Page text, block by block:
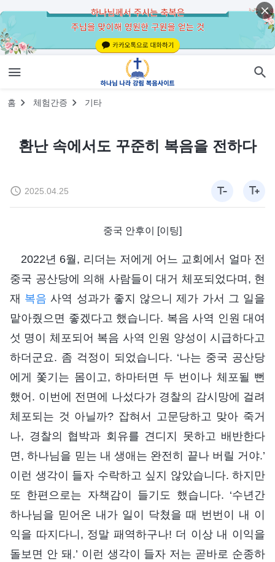
홈 체험간증 기타
환난 속에서도 꾸준히 복음을 전하다
2025.04.25
중국 안후이 [이팅]
2022년 6월, 리더는 저에게 어느 교회에서 얼마 전
중국 공산당에 의해 사람들이 대거 체포되었다며, 현
재 복음 사역 성과가 좋지 않으니 제가 가서 그 일을
맡아줬으면 좋겠다고 했습니다. 복음 사역 인원 대여
섯 명이 체포되어 복음 사역 인원 양성이 시급하다고
하더군요. 좀 걱정이 되었습니다. ‘나는 중국 공산당
에게 쫓기는 몸이고, 하마터면 두 번이나 체포될 뻔
했어. 이번에 전면에 나섰다가 경찰의 감시망에 걸려
체포되는 것 아닐까? 잡혀서 고문당하고 맞아 죽거
나, 경찰의 협박과 회유를 견디지 못하고 배반한다
면, 하나님을 믿는 내 생애는 완전히 끝나 버릴 거야.’
이런 생각이 들자 수락하고 싶지 않았습니다. 하지만
또 한편으로는 자책감이 들기도 했습니다. ‘수년간
하나님을 믿어온 내가 일이 닥쳤을 때 번번이 내 이
익을 따지다니, 정말 패역하구나! 더 이상 내 이익을
돌보면 안 돼.’ 이런 생각이 들자 저는 곧바로 순종하